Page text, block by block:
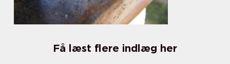
Få læst flere indlæg her